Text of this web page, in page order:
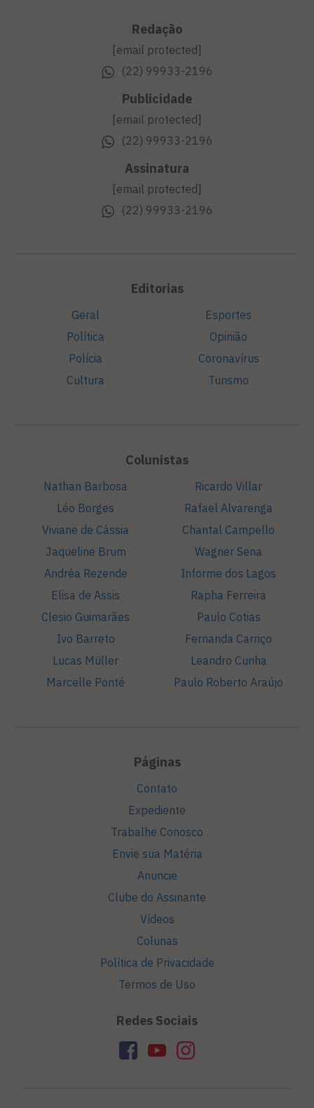
Redação
[email protected]
(22) 99933-2196
Publicidade
[email protected]
(22) 99933-2196
Assinatura
[email protected]
(22) 99933-2196
Editorias
Geral
Política
Polícia
Cultura
Esportes
Opinião
Coronavírus
Turismo
Colunistas
Nathan Barbosa
Léo Borges
Viviane de Cássia
Jaqueline Brum
Andréa Rezende
Elisa de Assis
Clesio Guimarães
Ivo Barreto
Lucas Müller
Marcelle Ponté
Ricardo Villar
Rafael Alvarenga
Chantal Campello
Wagner Sena
Informe dos Lagos
Rapha Ferreira
Paulo Cotias
Fernanda Carriço
Leandro Cunha
Paulo Roberto Araújo
Páginas
Contato
Expediente
Trabalhe Conosco
Envie sua Matéria
Anuncie
Clube do Assinante
Vídeos
Colunas
Política de Privacidade
Termos de Uso
Redes Sociais